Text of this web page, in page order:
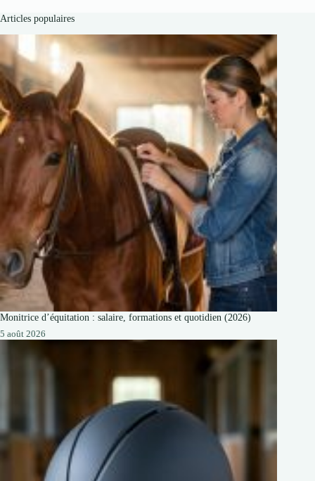
Articles populaires
Monitrice d’équitation : salaire, formations et quotidien (2026)
5 août 2026